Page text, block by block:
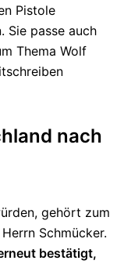
Pistole
Sie passe auch
Thema Wolf
nach
gehört zum
Schmücker.
bestätigt,